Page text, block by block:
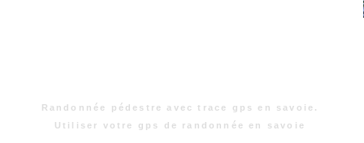
Randonnée pédestre avec trace gps en savoie.
Utiliser votre gps de randonnée en savoie